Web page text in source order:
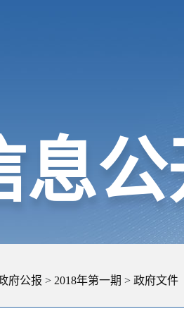
息
府公报 > 2018年第一期 > 政府文件